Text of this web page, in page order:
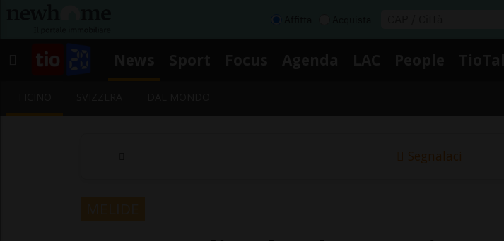
Segnalaci